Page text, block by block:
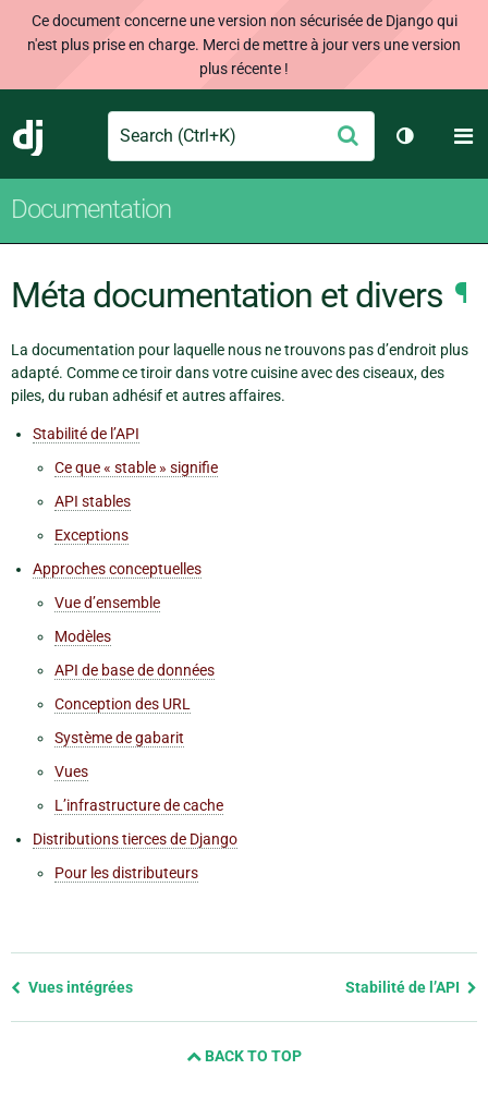
Ce document concerne une version non sécurisée de Django qui
n'est plus prise en charge. Merci de mettre à jour vers une version
plus récente !
Django
Search Envoyer
Changer
Documentation
Méta documentation et divers ¶
La documentation pour laquelle nous ne trouvons pas d’endroit plus
adapté. Comme ce tiroir dans votre cuisine avec des ciseaux, des
piles, du ruban adhésif et autres affaires.
Stabilité de l’API
Ce que « stable » signifie
API stables
Exceptions
Approches conceptuelles
Vue d’ensemble
Modèles
API de base de données
Conception des URL
Système de gabarit
Vues
L’infrastructure de cache
Distributions tierces de Django
Pour les distributeurs
Previous
Vues intégrées Stabilité de l’API
BACK TO TOP